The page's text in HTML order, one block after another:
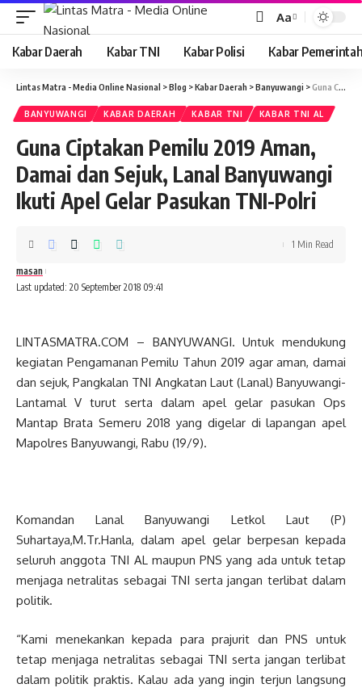
Font
Resizer
Aa
Kabar Daerah Kabar TNI Kabar Polisi Kabar
Lintas Matra - Media Online Nasional >Blog >Kabar Daerah >Banyuwangi >Guna Ciptakan Pemilu 2019 Aman, Damai dan Sejuk, Lanal Banyuwangi Ikuti Apel Gelar Pasukan TNI-Polri
BANYUWANGI KABAR DAERAH KABAR TNI KABAR TNI AL
Guna Ciptakan Pemilu 2019 Aman,
Damai dan Sejuk, Lanal Banyuwangi
Ikuti Apel Gelar Pasukan TNI-Polri
Last updated: 20 September 2018 09:41
masan
1 Min Read
LINTASMATRA.COM – BANYUWANGI. Untuk mendukung
kegiatan Pengamanan Pemilu Tahun 2019 agar aman, damai
dan sejuk, Pangkalan TNI Angkatan Laut (Lanal) Banyuwangi-
Lantamal V turut serta dalam apel gelar pasukan Ops
Mantap Brata Semeru 2018 yang digelar di lapangan apel
Mapolres Banyuwangi, Rabu (19/9).
Komandan Lanal Banyuwangi Letkol Laut (P)
Suhartaya,M.Tr.Hanla, dalam apel gelar berpesan kepada
seluruh anggota TNI AL maupun PNS yang ada untuk tetap
menjaga netralitas sebagai TNI serta jangan terlibat dalam
politik.
“Kami menekankan kepada para prajurit dan PNS untuk
tetap menjaga netralitas sebagai TNI serta jangan terlibat
dalam politik praktis. Kalau ada yang ingin terjun langsung